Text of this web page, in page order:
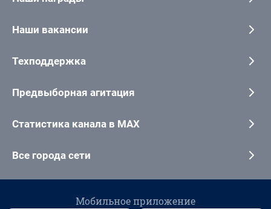
Наши вакансии
Техподдержка
Предвыборная агитация
Статистика канала в MAX
Все города сети
Мобильное приложение